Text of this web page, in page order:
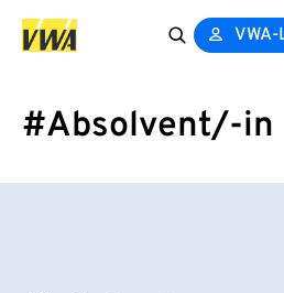
#Absolvent/-in